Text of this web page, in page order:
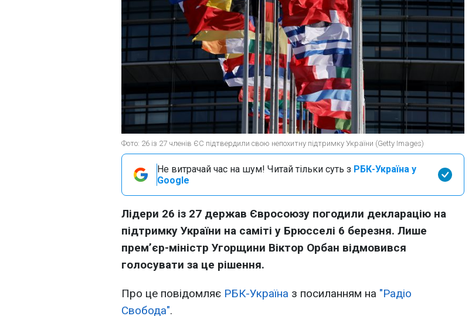
Фото: 26 із 27 членів ЄС підтвердили свою непохитну підтримку України (Getty Images)
Не витрачай час на шум! Читай тільки суть з РБК-Україна у
Google
Лідери 26 із 27 держав Євросоюзу погодили декларацію на
підтримку України на саміті у Брюсселі 6 березня. Лише
прем’єр-міністр Угорщини Віктор Орбан відмовився
голосувати за це рішення.
Про це повідомляє РБК-Україна з посиланням на "Радіо
Свобода".